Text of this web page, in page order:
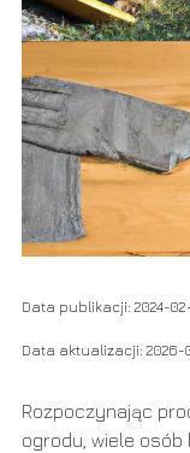
Data publikacji: 2024-
Data aktualizacji: 2026-
Rozpoczynając
ogrodu, wiele